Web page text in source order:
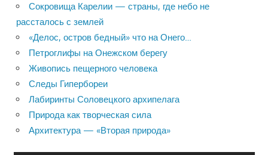
Сокровища Карелии — страны, где небо не
рассталось с землей
«Делос, остров бедный» что на Онего…
Петроглифы на Онежском берегу
Живопись пещерного человека
Следы Гипербореи
Лабиринты Соловецкого архипелага
Природа как творческая сила
Архитектура — «Вторая природа»